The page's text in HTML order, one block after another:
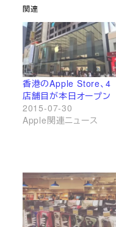
関連
香港のApple Store、4
店舗目が本日オープン
2015-07-30
Apple関連ニュース